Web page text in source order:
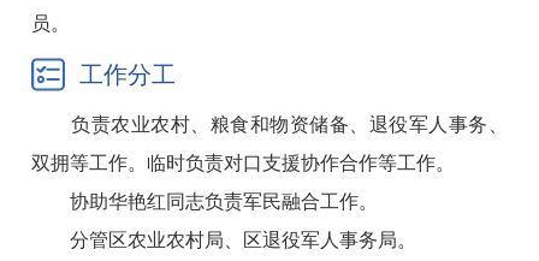
员。
工作分工
负责农业农村、粮食和物资储备、退役军人事务、
双拥等工作。临时负责对口支援协作合作等工作。
协助华艳红同志负责军民融合工作。
分管区农业农村局、区退役军人事务局。